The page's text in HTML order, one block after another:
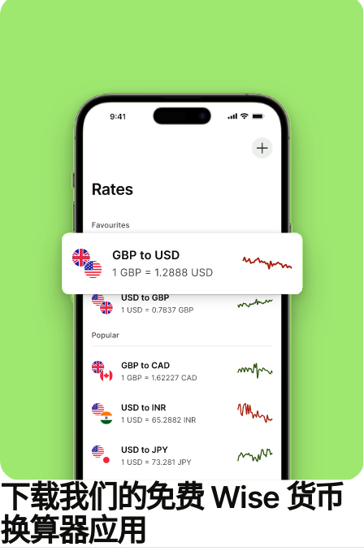
下载我们的免费 Wise 货币
换算器应用